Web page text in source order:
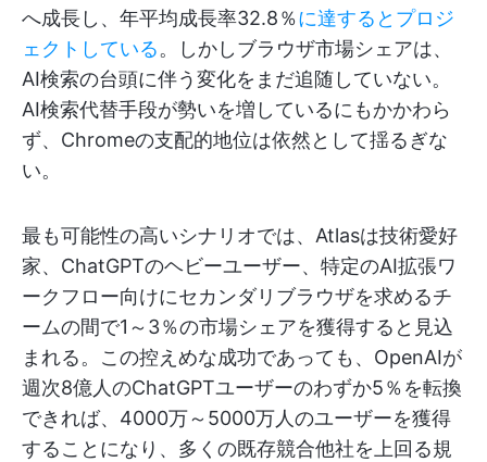
へ成長し、年平均成長率32.8％に達するとプロジ
ェクトしている。しかしブラウザ市場シェアは、
AI検索の台頭に伴う変化をまだ追随していない。
AI検索代替手段が勢いを増しているにもかかわら
ず、Chromeの支配的地位は依然として揺るぎな
い。
最も可能性の高いシナリオでは、Atlasは技術愛好
家、ChatGPTのヘビーユーザー、特定のAI拡張ワ
ークフロー向けにセカンダリブラウザを求めるチ
ームの間で1～3％の市場シェアを獲得すると見込
まれる。この控えめな成功であっても、OpenAIが
週次8億人のChatGPTユーザーのわずか5％を転換
できれば、4000万～5000万人のユーザーを獲得
することになり、多くの既存競合他社を上回る規